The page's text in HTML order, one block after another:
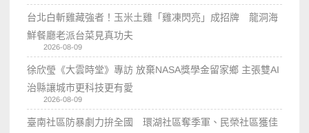
台北白斬雞藏強者！玉米土雞「雞凍閃亮」成招牌 龍洞海
鮮餐廳老派台菜見真功夫
2026-08-09
徐欣瑩《大雲時堂》專訪 放棄NASA獎學金留家鄉 主張雙AI
治縣讓城市更科技更有愛
2026-08-09
臺南社區防暴劇力拚全國 環湖社區奪季軍、民榮社區獲佳